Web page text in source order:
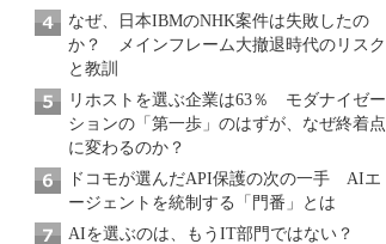
なぜ、日本IBMのNHK案件は失敗したの
か？ メインフレーム大撤退時代のリスク
と教訓
リホストを選ぶ企業は63％ モダナイゼー
ションの「第一歩」のはずが、なぜ終着点
に変わるのか？
ドコモが選んだAPI保護の次の一手 AIエ
ージェントを統制する「門番」とは
AIを選ぶのは、もうIT部門ではない？